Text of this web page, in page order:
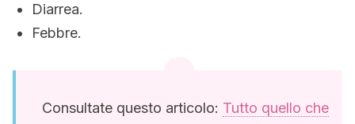
Diarrea.
Febbre.
Consultate questo articolo: Tutto quello che